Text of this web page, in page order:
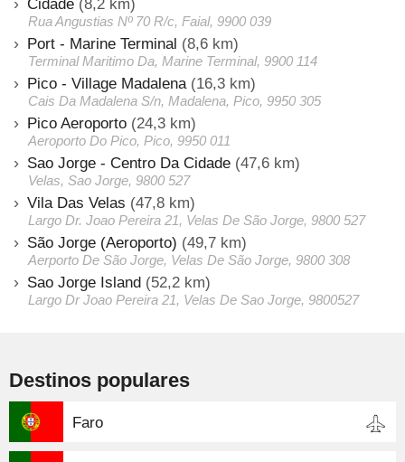
Cidade (8,2 km)
Rua Angustias Nº 70 R/c, Faial, 9900 039
Port - Marine Terminal (8,6 km)
Terminal Maritimo Da, Marine Terminal, 9900 114
Pico - Village Madalena (16,3 km)
Cais Da Madalena S/n, Madalena, Pico, 9950 305
Pico Aeroporto (24,3 km)
Aeroporto Do Pico, Pico, 9950 011
Sao Jorge - Centro Da Cidade (47,6 km)
Velas, Sao Jorge, 9800 527
Vila Das Velas (47,8 km)
Largo Dr. Joao Pereira 21, Velas De São Jorge, 9800 527
São Jorge (Aeroporto) (49,7 km)
Aerporto De São Jorge, Velas De São Jorge, 9800 308
Sao Jorge Island (52,2 km)
Largo Dr Joao Pereira 21, Velas De Sao Jorge, 9800527
Destinos populares
Faro